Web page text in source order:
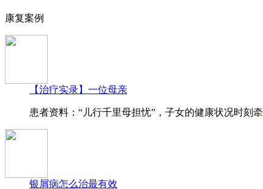
康复案例
【治疗实录】一位母亲
患者资料：“儿行千里母担忧”，子女的健康状况时刻牵
银屑病怎么治最有效